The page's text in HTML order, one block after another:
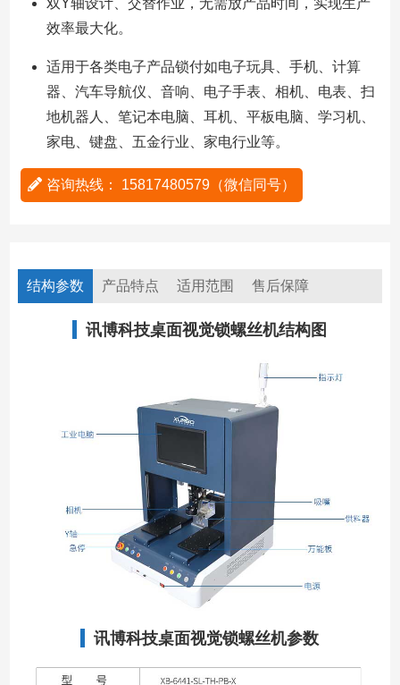
效率最大化。
适用于各类电子产品锁付如电子玩具、手机、计算
器、汽车导航仪、音响、电子手表、相机、电表、扫
地机器人、笔记本电脑、耳机、平板电脑、学习机、
家电、键盘、五金行业、家电行业等。
咨询热线： 15817480579（微信同号）
结构参数 产品特点 适用范围 售后保障
讯博科技桌面视觉锁螺丝机结构图
讯博科技桌面视觉锁螺丝机参数